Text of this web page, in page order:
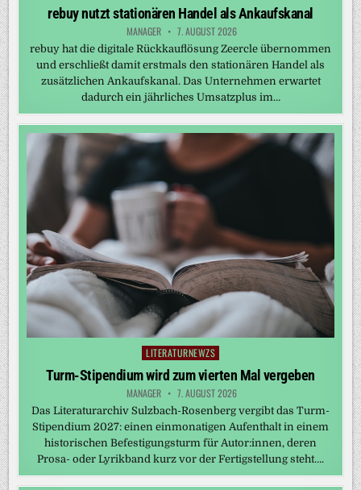
rebuy nutzt stationären Handel als Ankaufskanal
MANAGER 7. AUGUST 2026
rebuy hat die digitale Rückkauflösung Zeercle übernommen
und erschließt damit erstmals den stationären Handel als
zusätzlichen Ankaufskanal. Das Unternehmen erwartet
dadurch ein jährliches Umsatzplus im…
Posted
LITERATURNEWZS
Turm-Stipendium wird zum vierten Mal vergeben
MANAGER 7. AUGUST 2026
Das Literaturarchiv Sulzbach-Rosenberg vergibt das Turm-
Stipendium 2027: einen einmonatigen Aufenthalt in einem
historischen Befestigungsturm für Autor:innen, deren
Prosa- oder Lyrikband kurz vor der Fertigstellung steht….